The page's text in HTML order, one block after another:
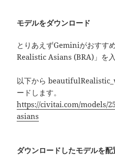
モデルをダウンロード
とりあえずGeminiがおすす
Realistic Asians (BRA)」を入
以下から
ードします。
https://civitai.com/models/
asians
ダウンロードしたモデルを配